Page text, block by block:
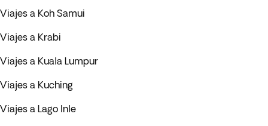
Viajes a Koh Samui
Viajes a Krabi
Viajes a Kuala Lumpur
Viajes a Kuching
Viajes a Lago Inle